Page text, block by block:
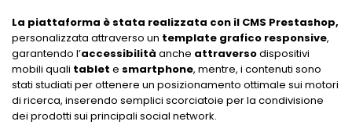
La piattaforma è stata realizzata con il CMS Prestashop,
personalizzata attraverso un template grafico responsive,
garantendo l’accessibilità anche attraversodispositivi
mobili quali tablet e smartphone, mentre, i contenuti sono
stati studiati per ottenere un posizionamento ottimale sui motori
di ricerca, inserendo semplici scorciatoie per la condivisione
dei prodotti sui principali social network.